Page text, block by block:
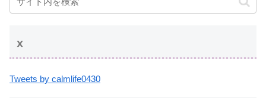
x
Tweets by calmlife0430